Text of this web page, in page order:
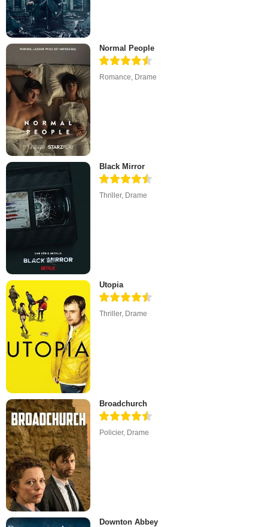
Normal People
Romance Drame
Black Mirror
Thriller, Drame
Utopia
Thriller, Drame
Broadchurch
Policier, Drame
Downton Abbey